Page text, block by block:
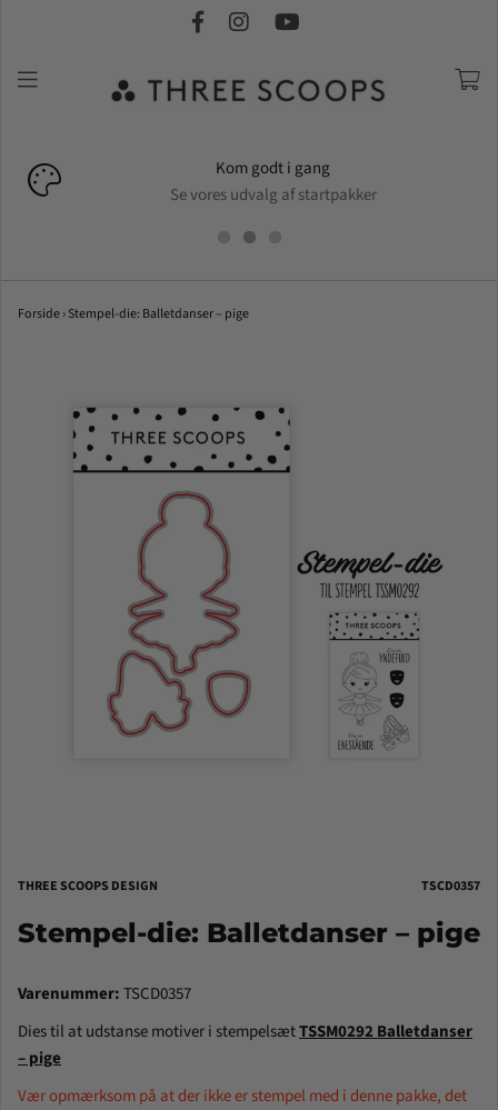
Kom godt i gang
Se vores udvalg af startpakker
Forside›Stempel-die: Balletdanser – pige
THREE SCOOPS DESIGN TSCD0357
Stempel-die: Balletdanser – pige
Varenummer:TSCD0357
Dies til at udstanse motiver i stempelsætTSSM0292 Balletdanser
– pige
Vær opmærksom på at der ikke er stempel med i denne pakke, det